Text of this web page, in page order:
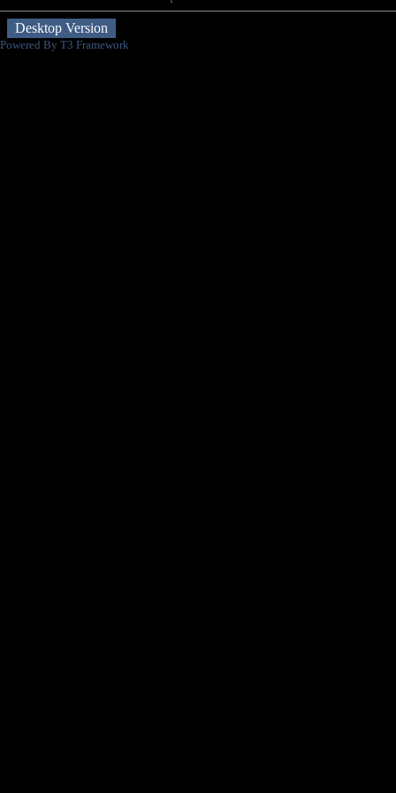
Desktop Version
Powered By T3 Framework